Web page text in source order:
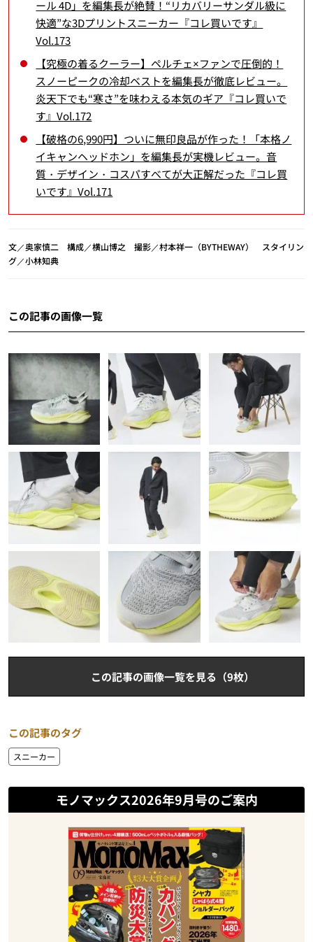
ール 4D」を編集長が絶賛！“リカバリーサンダル級に
快適”な3Dプリントスニーカー『コレ買いです』
Vol.173
【究極の着るクーラー】ペルチェ×ファンで圧倒的！
スノーピークの冷却ベストを編集長が徹底レビュー。
炎天下でも“寒さ”を味わえる本気のギア『コレ買いで
す』Vol.172
【破格の6,990円】ついに無印良品が作った！「本格ノ
イキャンヘッドホン」を編集長が実機レビュー。音
質・デザイン・コスパすべてが大正解だった『コレ買
いです』Vol.171
文／奥家慎二 構成／横山博之 撮影／村本祥一（BYTHEWAY） スタイリン
グ／小林知典
この記事の画像一覧
この記事の画像一覧を見る（9枚）
この記事のタグ
スニーカー
モノマックス2026年9月号のご案内